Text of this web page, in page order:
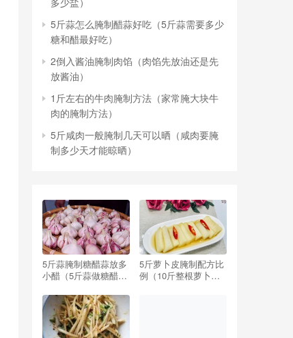
5斤蒜怎么腌制醋蒜好吃（5斤蒜需要多少
糖和醋最好吃）
2倒入酱油腌制肉馅（肉馅先放油还是先
放酱油）
1斤左右的牛肉腌制方法（家常腌大块牛
肉的腌制方法）
5斤咸肉一般腌制几天可以晒（咸肉要腌
制多少天才能晾晒）
5斤蒜腌制糖醋蒜放多
小醋（5斤蒜做糖醋蒜,
5斤萝卜皮腌制配方比
例（10斤整根萝卜腌